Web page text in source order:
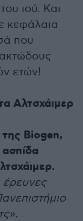
ιού. Και
κεφάλαια
που
ετών!
Αλτσχάιμερ
της Biogen,